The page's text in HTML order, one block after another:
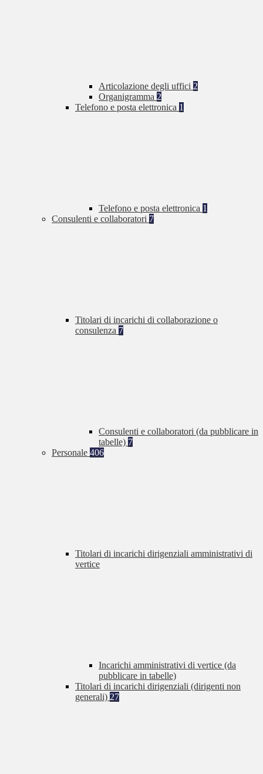
Articolazione degli uffici 2
Organigramma 2
Telefono e posta elettronica 1
Telefono e posta elettronica 1
Consulenti e collaboratori 7
Titolari di incarichi di collaborazione o
consulenza 7
Consulenti e collaboratori (da pubblicare in
tabelle) 7
Personale 406
Titolari di incarichi dirigenziali amministrativi di
vertice
Incarichi amministrativi di vertice (da
pubblicare in tabelle)
Titolari di incarichi dirigenziali (dirigenti non
generali) 27